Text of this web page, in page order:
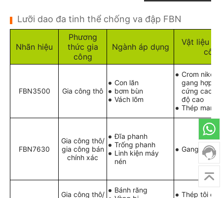
Lưỡi dao đa tinh thể chống va đập FBN
Nhãn hiệu
Phương
thức gia
công
Ngành áp dụng
Vật liệu
FBN3500 Gia công thô
Con lăn
bơm bùn
Vách lõm
Crom niken
gang hợp
cứng cao,
độ cao
Thép
FBN7630
Gia công thô/
gia công bán
chính xác
Đĩa phanh
Trống phanh
Linh kiện máy
nén
Gang xám
Gia công thô/
Bánh răng
Thép tôi